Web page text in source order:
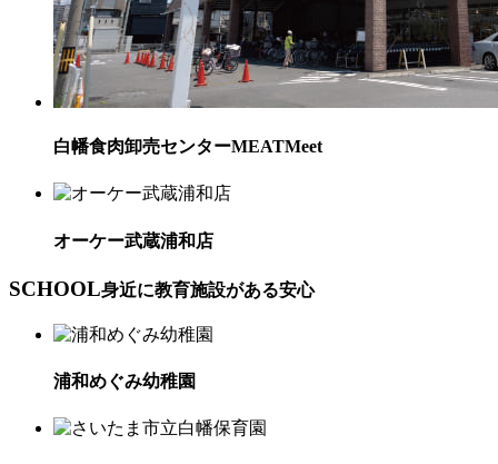
白幡食肉卸売センターMEATMeet
オーケー武蔵浦和店
SCHOOL身近に教育施設がある安心
浦和めぐみ幼稚園